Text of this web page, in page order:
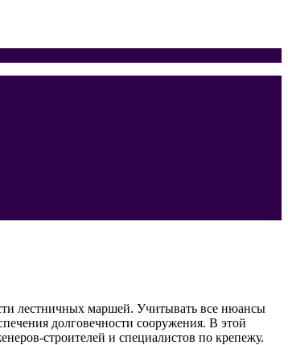
лестничных маршей. Учитывать все нюансы
долговечности сооружения. В этой
строителей и специалистов по крепежу.